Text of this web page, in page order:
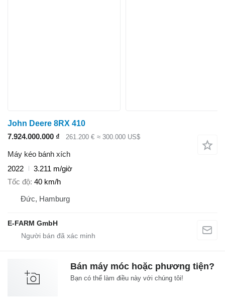
John Deere 8RX 410
7.924.000.000 ₫
261.200 € ≈ 300.000 US$
Máy kéo bánh xích
2022
3.211 m/giờ
Tốc độ 40 km/h
Đức, Hamburg
E-FARM GmbH
Bán máy móc hoặc phương tiện?
Bạn có thể làm điều này với chúng tôi!